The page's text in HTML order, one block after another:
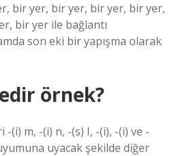
bir yer, bir yer, bir yer, bir yer,
bir yer ile bağlantı
son eki bir yapışma olarak
örnek?
(i) m, -(i) n, -(s) I, -(i), -(i) ve -
uyacak şekilde diğer